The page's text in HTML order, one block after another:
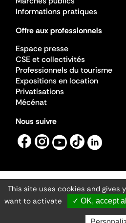
Informations pratiques
Offre aux professionnels
Espace presse
CSE et collectivités
Professionnels du tourisme
Expositions en location
Privatisations
Mécénat
Nous suivre
Mentions
Gestion des
Accessibilité
Ministère de la
- Cité de l'architecture
This site uses cookies and gives
want to activate
✓ OK, accept all